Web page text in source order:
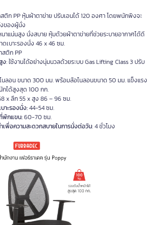
ติก PP หุ้มผ้าตาข่าย ปรับเอนได้ 120 องศา โดยพนักพิงจะ
ของผู้นั่ง
าแน่นสูง นั่งสบาย หุ้มด้วยผ้าตาข่ายที่ช่วยระบายอากาศได้ดี
เบาะรองนั่ง 46 x 46 ซม.
สติก PP
ง: ใช้งานได้อย่างนุ่มนวลด้วยระบบ Gas Lifting Class 3 ปรับ
นลอน ขนาด 300 มม. พร้อมล้อไนลอนขนาด 50 มม. แข็งแรง
กได้สูงสุด 100 กก.
x ลึก 55 x สูง 86 – 96 ซม.
าะรองนั่ง:44-54 ซม.
พักแขน:60-70 ซม.
เพื่อความสะดวกสบายในการนั่งต่อวัน: 4 ชั่วโมง